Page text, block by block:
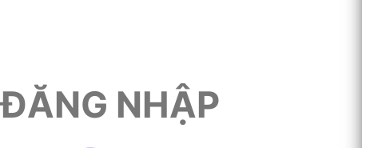
ĐĂNG NHẬP